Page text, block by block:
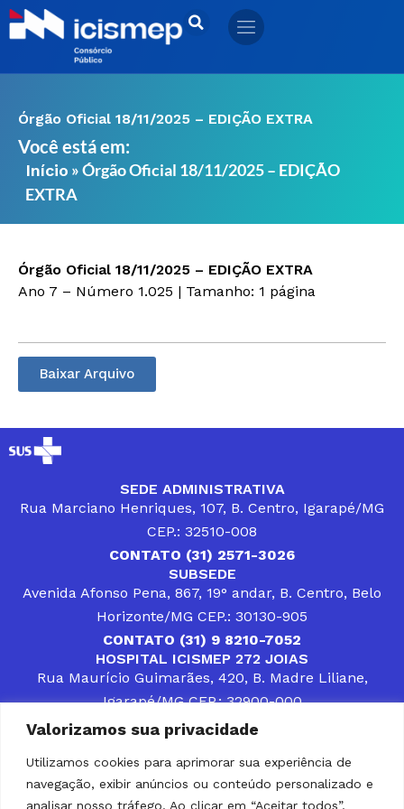
Valorizamos sua privacidade
Utilizamos cookies para aprimorar sua experiência de
navegação, exibir anúncios ou conteúdo personalizado e
analisar nosso tráfego. Ao clicar em “Aceitar todos”,
Ir
para
Órgão Oficial 18/11/2025 – EDIÇÃO EXTRA
Você está em:
Início »Órgão Oficial 18/11/2025 – EDIÇÃO
EXTRA
Órgão Oficial 18/11/2025 – EDIÇÃO EXTRA
Ano 7 – Número 1.025 | Tamanho: 1 página
Baixar Arquivo
SEDE ADMINISTRATIVA
Rua Marciano Henriques, 107, B. Centro, Igarapé/MG
CEP.: 32510-008
CONTATO (31) 2571-3026
SUBSEDE
Avenida Afonso Pena, 867, 19° andar, B. Centro, Belo
Horizonte/MG CEP.: 30130-905
CONTATO (31) 9 8210-7052
HOSPITAL ICISMEP 272 JOIAS
Rua Maurício Guimarães, 420, B. Madre Liliane,
Igarapé/MG CEP.: 32900-000
CONTATOS (31) 3512-4400 ou (31) 9 8309-8660
DESENVOLVER SOLUÇÕES, AÇÕES E SERVIÇOS
PÚBLICOS QUE COMPLEMENTEM A ASSISTÊNCIA À
POPULAÇÃO DA REGIÃO EM QUE ATUA, SENDO
PARCEIRO DOS MUNICÍPIOS CONSORCIADOS NA
SOLUÇÃO DE DIFICULDADES ENFRENTADAS POR